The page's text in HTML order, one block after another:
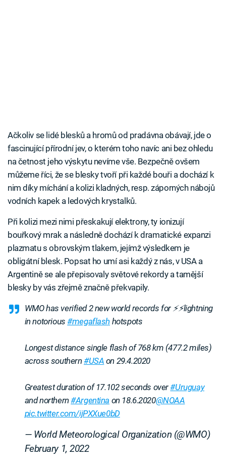
Ačkoliv se lidé blesků a hromů od pradávna obávají, jde o
fascinující přírodní jev, o kterém toho navíc ani bez ohledu
na četnost jeho výskytu nevíme vše. Bezpečně ovšem
můžeme říci, že se blesky tvoří při každé bouři a dochází k
nim díky míchání a kolizi kladných, resp. záporných nábojů
vodních kapek a ledových krystalků.
Při kolizi mezi nimi přeskakují elektrony, ty ionizují
bouřkový mrak a následně dochází k dramatické expanzi
plazmatu s obrovským tlakem, jejímž výsledkem je
obligátní blesk. Popsat ho umí asi každý z nás, v USA a
Argentině se ale přepisovaly světové rekordy a tamější
blesky by vás zřejmě značně překvapily.
WMO has verified 2 new world records for ⚡️⚡️lightning
in notorious#megaflash hotspots
Longest distance single flash of 768 km (477.2 miles)
across southern #USA on 29.4.2020
Greatest duration of 17.102 seconds over#Uruguay
and northern#Argentina on 18.6.2020@NOAA
pic.twitter.com/ijPXXue0bD
— World Meteorological Organization (@WMO)
February 1, 2022